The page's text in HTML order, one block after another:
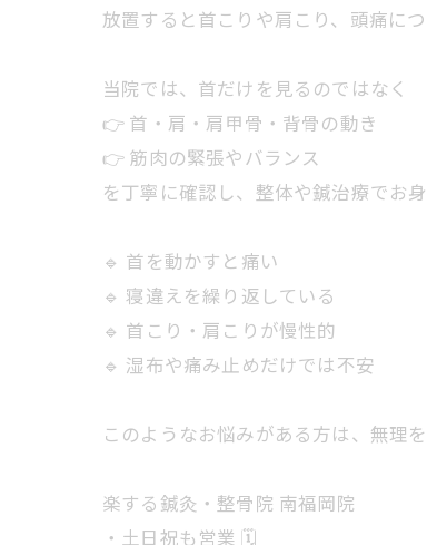
放置すると首こりや肩こり、頭痛に
当院では、首だけを見るのではなく
👉 首・肩・肩甲骨・背骨の動き
👉 筋肉の緊張やバランス
を丁寧に確認し、整体や鍼治療でお
🔹 首を動かすと痛い
🔹 寝違えを繰り返している
🔹 首こり・肩こりが慢性的
🔹 湿布や痛み止めだけでは不安
このようなお悩みがある方は、無理
楽する鍼灸・整骨院 南福岡院
・土日祝も営業 🗓️